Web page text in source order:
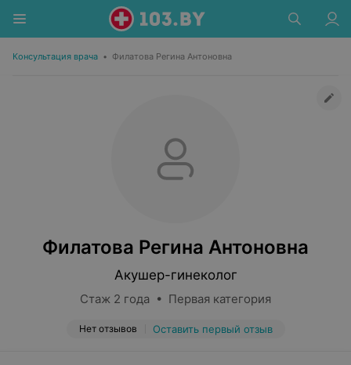
Консультация врача • Филатова Регина Антоновна
Филатова Регина Антоновна
Акушер-гинеколог
Стаж 2 года • Первая категория
Нет отзывов Оставить первый отзыв